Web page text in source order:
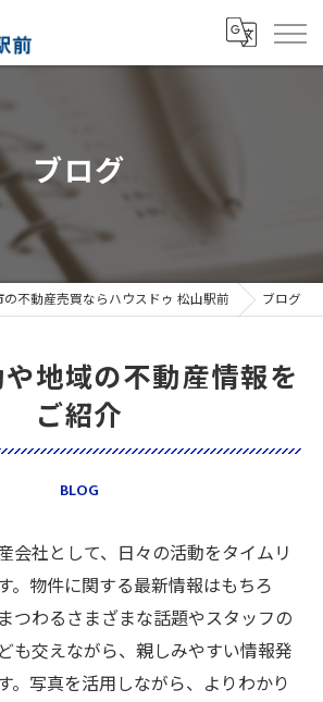
ブログ
不動産売買ならハウスドゥ 松山駅前 ブログ
地域の不動産情報を
ご紹介
BLOG
会社として、日々の活動をタイムリ
。物件に関する最新情報はもちろ
つわるさまざまな話題やスタッフの
も交えながら、親しみやすい情報発
。写真を活用しながら、よりわかり